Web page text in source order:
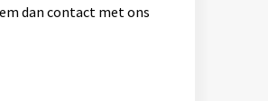
dan contact met ons